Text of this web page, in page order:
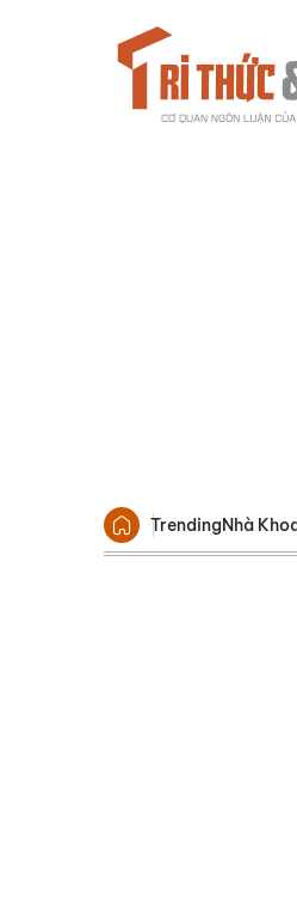
TrendingNhà